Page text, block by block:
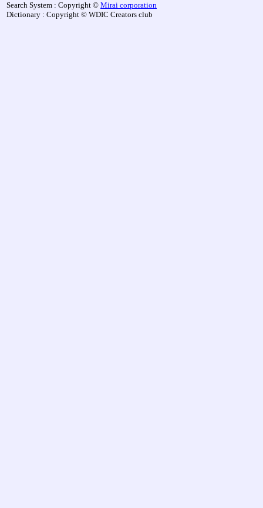
Search System : Copyright © Mirai corporation
Dictionary : Copyright © WDIC Creators club